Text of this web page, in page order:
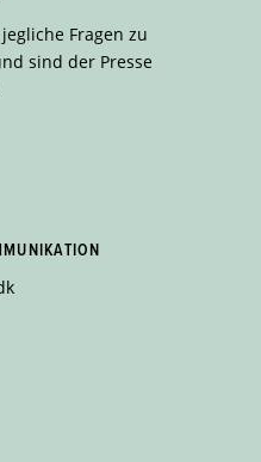
Fragen zu
sind der Presse